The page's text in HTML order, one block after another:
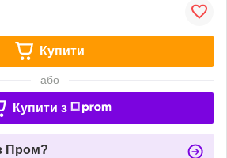
Купити
або
Купити з
Пром?